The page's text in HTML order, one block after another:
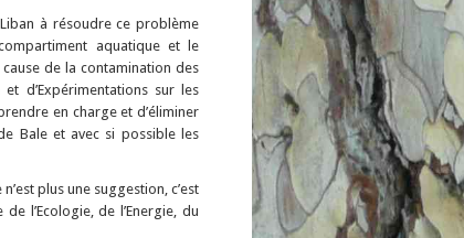
à résoudre ce problème
aquatique et le
de la contamination des
d’Expérimentations sur les
en charge et d’éliminer
Bale et avec si possible les
plus une suggestion, c’est
l’Ecologie, de l’Energie, du